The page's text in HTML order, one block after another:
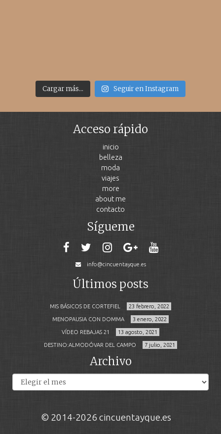
Cargar más... Seguir en Instagram
Acceso rápido
inicio
belleza
moda
viajes
more
about me
contacto
Sígueme
info@cincuentayque.es
Últimos posts
MIS BÁSICOS DE CORTEFIEL 23 febrero, 2022
MENOPAUSIA CON DOMMA 3 enero, 2022
VÍDEO REBAJAS 21 13 agosto, 2021
DESTINO:ALMODÓVAR DEL CAMPO 7 julio, 2021
Archivo
© 2014-2026 cincuentayque.es